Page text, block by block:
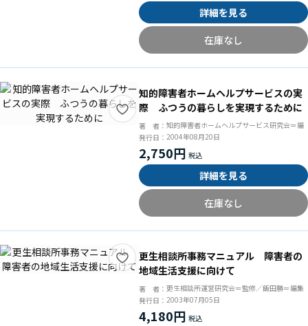
詳細を見る
在庫なし
知的障害者ホームヘルプサービスの実
際 ふつうの暮らしを実現するために
著 者： 知的障害者ホームヘルプサービス研究会＝編
発行日： 2004年08月20日
2,750円
詳細を見る
在庫なし
更生相談所事務マニュアル 障害者の
地域生活支援に向けて
著 者： 更生相談所運営研究会＝監修／飯田勝＝編集
発行日： 2003年07月05日
4,180円